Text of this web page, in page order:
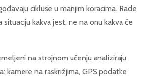
cikluse u manjim koracima. Rade
situaciju kakva jest, ne na onu kakva će
na strojnom učenju analiziraju
kamere na raskrižjima, GPS podatke